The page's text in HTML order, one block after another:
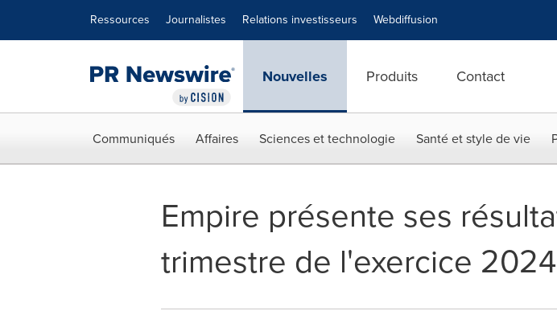
Ressources Journalistes Relations investisseurs Webdiffusion
Nouvelles Produits Contact
Communiqués Affaires Sciences et technologie Santé et style de vie
Empire présente ses
trimestre de l'exercice 2024